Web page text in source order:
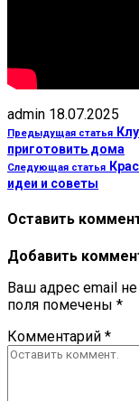
admin 18.07.2025
Предыдущая статья
приготовить дома
Следующая статья
идеи и советы
Оставить
Добавить
Ваш адрес email
поля помечены *
Комментарий *